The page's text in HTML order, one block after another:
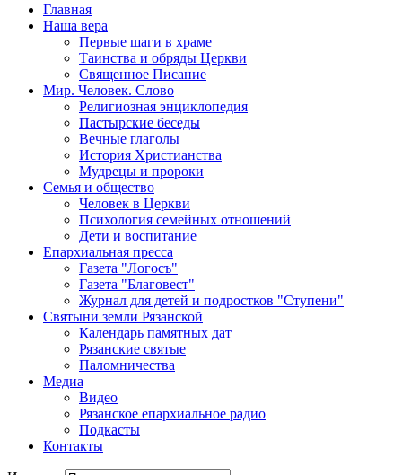
Главная
Наша вера
Первые шаги в храме
Таинства и обряды Церкви
Священное Писание
Мир. Человек. Слово
Религиозная энциклопедия
Пастырские беседы
Вечные глаголы
История Христианства
Мудрецы и пророки
Семья и общество
Человек в Церкви
Психология семейных отношений
Дети и воспитание
Епархиальная пресса
Газета "Логосъ"
Газета "Благовест"
Журнал для детей и подростков "Ступени"
Святыни земли Рязанской
Календарь памятных дат
Рязанские святые
Паломничества
Медиа
Видео
Рязанское епархиальное радио
Подкасты
Контакты